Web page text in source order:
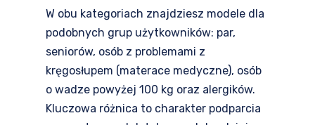
W obu kategoriach znajdziesz modele dla
podobnych grup użytkowników: par,
seniorów, osób z problemami z
kręgosłupem (materace medyczne), osób
o wadze powyżej 100 kg oraz alergików.
Kluczowa różnica to charakter podparcia